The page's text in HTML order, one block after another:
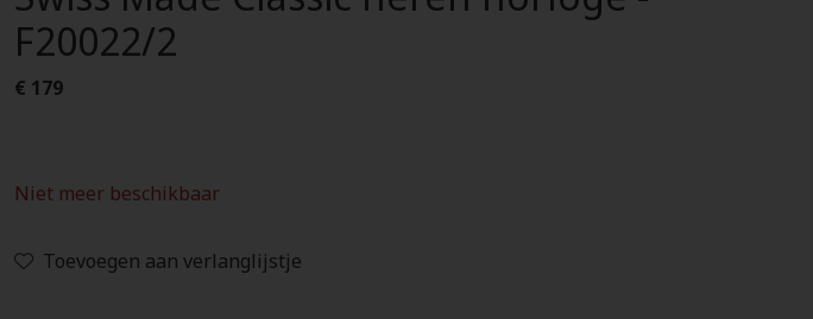
F20022/2
€ 179
Niet meer beschikbaar
Toevoegen aan verlanglijstje